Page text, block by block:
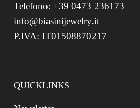
Telefono: +39 0473 236173
info@biasinijewelry.it
P.IVA: IT01508870217
QUICKLINKS